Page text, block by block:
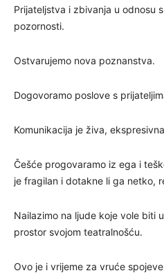
Prijateljstva i zbivanja u odnosu
pozornosti.
Ostvarujemo nova poznanstva.
Dogovoramo poslove s
Komunikacija je živa,
Češće progovaramo iz ega i
je fragilan i dotakne li ga netko,
Nailazimo na ljude koje vole biti
prostor svojom teatralnošću.
Ovo je i vrijeme za vruće